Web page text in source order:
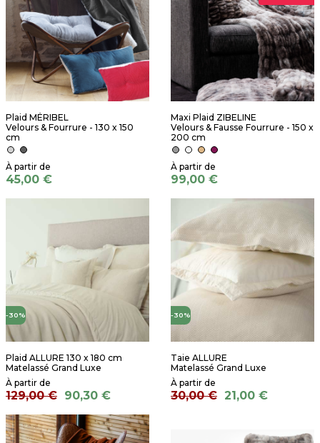
Plaid MÉRIBEL
Velours & Fourrure - 130 x 150
cm
45,00 €
Maxi Plaid ZIBELINE
Velours & Fausse Fourrure - 150 x
200 cm
99,00 €
-30%
Plaid ALLURE 130 x 180 cm
Matelassé Grand Luxe
129,00 € 90,30 €
-30%
Taie ALLURE
Matelassé Grand Luxe
30,00 € 21,00 €